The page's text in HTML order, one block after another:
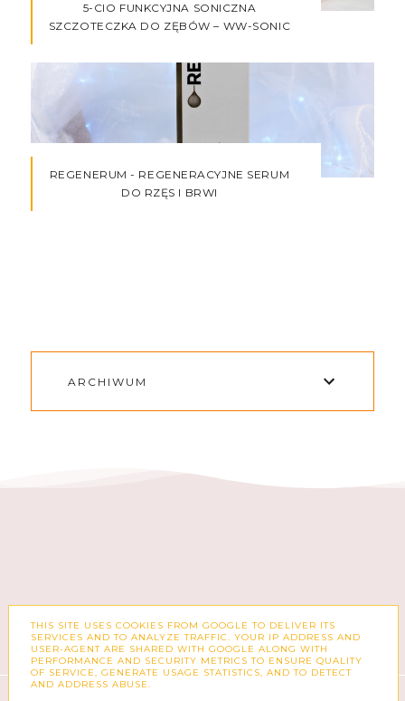
5-CIO FUNKCYJNA SONICZNA
SZCZOTECZKA DO ZĘBÓW – WW-SONIC
REGENERUM - REGENERACYJNE SERUM
DO RZĘS I BRWI
ARCHIWUM
FACEBOOK INSTAGRAM
THIS SITE USES COOKIES FROM GOOGLE TO DELIVER ITS
SERVICES AND TO ANALYZE TRAFFIC. YOUR IP ADDRESS AND
USER-AGENT ARE SHARED WITH GOOGLE ALONG WITH
PERFORMANCE AND SECURITY METRICS TO ENSURE QUALITY
OF SERVICE, GENERATE USAGE STATISTICS, AND TO DETECT
AND ADDRESS ABUSE.